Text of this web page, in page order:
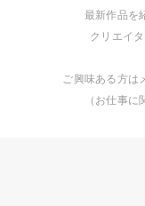
最新作品を
クリエイ
ご興味ある方は
（お仕事